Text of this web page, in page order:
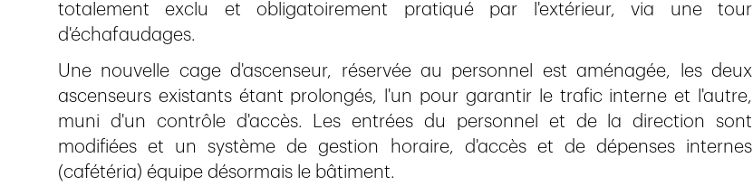
totalement exclu et obligatoirement pratiqué par l'extérieur, via une tour
d'échafaudages.
Une nouvelle cage d'ascenseur, réservée au personnel est aménagée, les deux
ascenseurs existants étant prolongés, l'un pour garantir le trafic interne et l'autre,
muni d'un contrôle d'accès. Les entrées du personnel et de la direction sont
modifiées et un système de gestion horaire, d'accès et de dépenses internes
(cafétéria) équipe désormais le bâtiment.